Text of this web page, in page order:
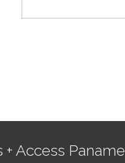
+ Access Paname